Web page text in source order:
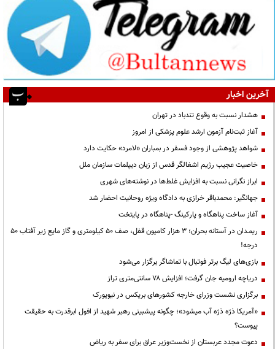
آخرین اخبار
هشدار نسبت به وقوع تندباد در تهران
آغاز ثبت‌نام آزمون ارشد علوم پزشکی از امروز
شواهد پژوهشی از وجود فسفر در بمباران «لامرد» حکایت دارد
خاصیت عجیب رژیم اشغالگر قدس از زبان دیپلمات سازمان ملل
ابراز نگرانی نسبت به افزایش غلط‌ها در نوشته‌های شهری
جهانگیر: محمدباقر خرازی به دادگاه ویژه روحانیت احضار شد
آغاز ساخت پناهگاه و پارکینگ -پناهگاه در پایتخت
ریمـدان در آستانه بحران؛ ۳ هزار کامیون قفل، صف ۵۰ کیلومتری و گاز مایع زیر آفتاب ۵۰
درجه!
بازی‌های لیگ برتر فوتبال با تماشاگر برگزار می‌شود
دریاچه ارومیه جان گرفت؛ افزایش ۷۸ سانتی‌متری تراز
برگزاری نشست وزرای خارجه کشورهای بریکس در نیویورک
«آمریکا ذرّه ذرّه آب میشود»؛ چگونه پیشبینی رهبر شهید از افول ابرقدرت به حقیقت
پیوست؟
دعوت مجدد عربستان از نخست‌وزیر عراق برای سفر به ریاض